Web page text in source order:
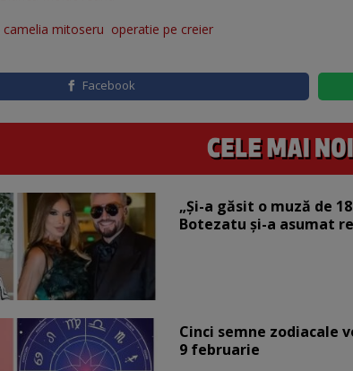
camelia mitoseru operatie pe creier
Facebook
„Și-a găsit o muză de
Botezatu și-a asumat
Cinci semne zodiacale
9 februarie